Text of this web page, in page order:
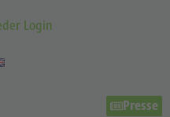
Login
Presse